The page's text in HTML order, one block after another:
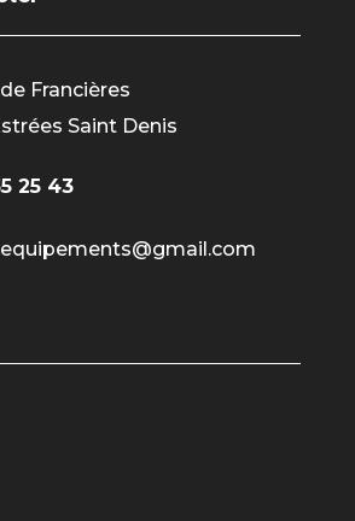
Francières
Saint Denis
25 43